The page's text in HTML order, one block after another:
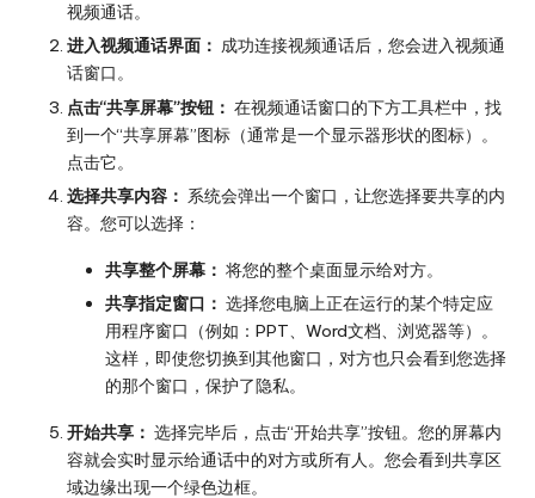
视频通话。
进入视频通话界面： 成功连接视频通话后，您会进入视频通
话窗口。
点击“共享屏幕”按钮： 在视频通话窗口的下方工具栏中，找
到一个“共享屏幕”图标（通常是一个显示器形状的图标）。
点击它。
选择共享内容： 系统会弹出一个窗口，让您选择要共享的内
容。您可以选择：
共享整个屏幕： 将您的整个桌面显示给对方。
共享指定窗口： 选择您电脑上正在运行的某个特定应
用程序窗口（例如：PPT、Word文档、浏览器等）。
这样，即使您切换到其他窗口，对方也只会看到您选择
的那个窗口，保护了隐私。
开始共享： 选择完毕后，点击“开始共享”按钮。您的屏幕内
容就会实时显示给通话中的对方或所有人。您会看到共享区
域边缘出现一个绿色边框。